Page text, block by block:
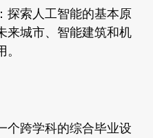
探索人工智能的基本原
来城市、智能建筑和机
个跨学科的综合毕业设